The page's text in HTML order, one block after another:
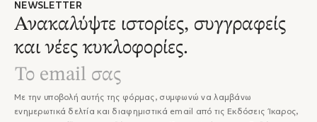
NEWSLETTER
Ανακαλύψτε ιστορίες, συγγραφείς
και νέες κυκλοφορίες.
Με την υποβολή αυτής της φόρμας, συμφωνώ να λαμβάνω
ενημερωτικά δελτία και διαφημιστικά email από τις Εκδόσεις Ίκαρος,